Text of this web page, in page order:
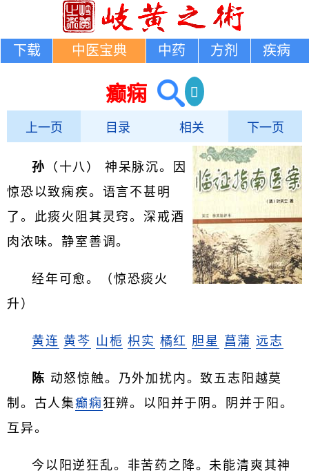
下载 中医宝典 中药 方剂 疾病
癫痫
上一页 目录 相关 下一页
孙 （十八） 神呆脉沉。因
惊恐以致痫疾。语言不甚明
了。此痰火阻其灵窍。深戒酒
肉浓味。静室善调。
经年可愈。（惊恐痰火
升）
黄连 黄芩 山栀 枳实 橘红 胆星 菖蒲 远志
陈 动怒惊触。乃外加扰内。致五志阳越莫
制。古人集癫痫 狂辨。以阳并于阴。阴并于阳。
互异。
今以阳逆狂乱。非苦药之降。未能清爽其神